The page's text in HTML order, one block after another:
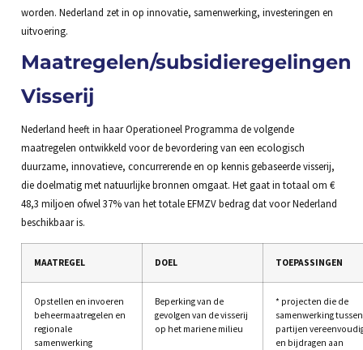
worden. Nederland zet in op innovatie, samenwerking, investeringen en
uitvoering.
Maatregelen/subsidieregelingen
Visserij
Nederland heeft in haar Operationeel Programma de volgende
maatregelen ontwikkeld voor de bevordering van een ecologisch
duurzame, innovatieve, concurrerende en op kennis gebaseerde visserij,
die doelmatig met natuurlijke bronnen omgaat. Het gaat in totaal om €
48,3 miljoen ofwel 37% van het totale EFMZV bedrag dat voor Nederland
beschikbaar is.
MAATREGEL DOEL TOEPASSINGEN
Opstellen en invoeren
beheermaatregelen en
regionale
samenwerking
Beperking van de
gevolgen van de visserij
op het mariene milieu
* projecten die de
samenwerking tussen
partijen
en bijdragen aan